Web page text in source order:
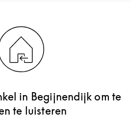
in Begijnendijk om te
te luisteren